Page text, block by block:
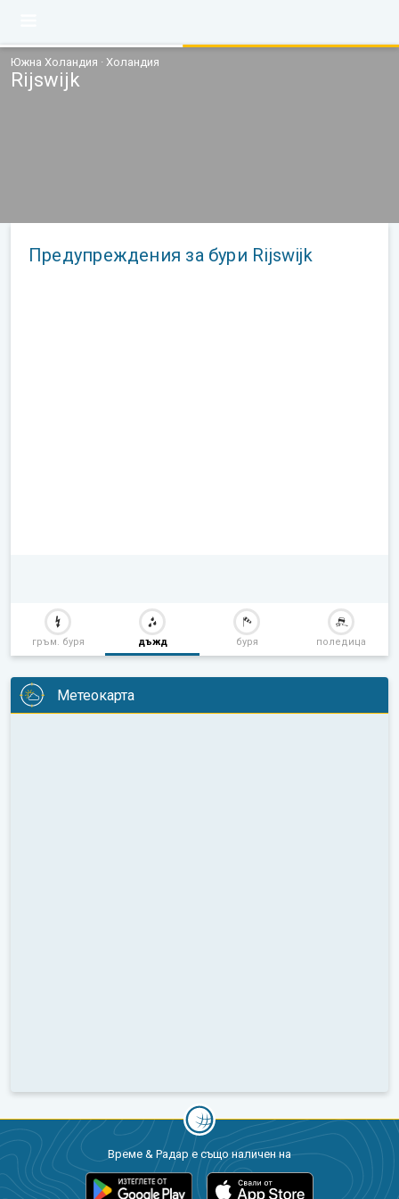
Южна Холандия · Холандия
Rijswijk
Предупреждения за бури Rijswijk
гръм. буря дъжд буря поледица
Метеокарта
Време & Радар е също наличен на